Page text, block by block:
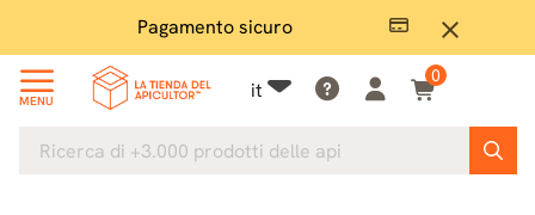
close
Pagamento sicuro
MENU it
0